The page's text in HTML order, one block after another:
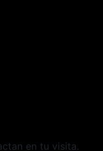
en tu visita.